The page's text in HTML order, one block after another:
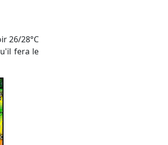
fera le